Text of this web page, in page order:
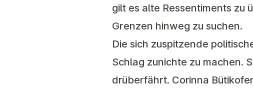
gilt es alte Ressentiments zu
Grenzen hinweg zu suchen.
Die sich zuspitzende
Schlag zunichte zu machen.
drüberfährt. Corinna